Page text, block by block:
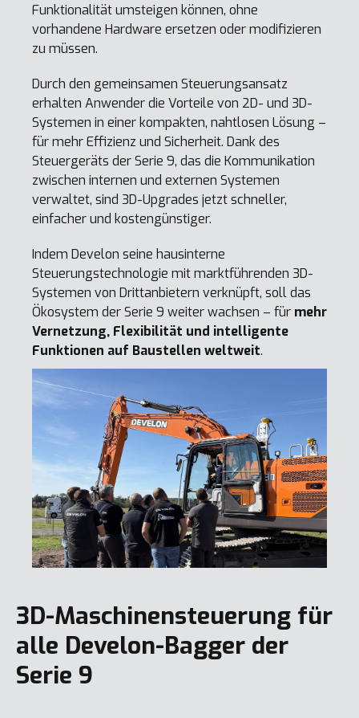
Funktionalität umsteigen können, ohne
vorhandene Hardware ersetzen oder modifizieren
zu müssen.
Durch den gemeinsamen Steuerungsansatz
erhalten Anwender die Vorteile von 2D- und 3D-
Systemen in einer kompakten, nahtlosen Lösung –
für mehr Effizienz und Sicherheit. Dank des
Steuergeräts der Serie 9, das die Kommunikation
zwischen internen und externen Systemen
verwaltet, sind 3D-Upgrades jetzt schneller,
einfacher und kostengünstiger.
Indem Develon seine hausinterne
Steuerungstechnologie mit marktführenden 3D-
Systemen von Drittanbietern verknüpft, soll das
Ökosystem der Serie 9 weiter wachsen – für mehr
Vernetzung, Flexibilität und intelligente
Funktionen auf Baustellen weltweit.
3D-Maschinensteuerung für
alle Develon-Bagger der
Serie 9